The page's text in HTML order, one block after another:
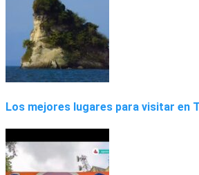
Los mejores lugares para visitar en